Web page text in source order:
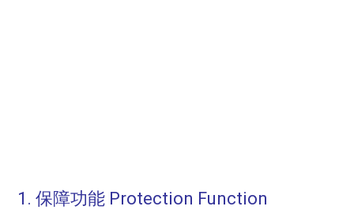
1. 保障功能 Protection Function